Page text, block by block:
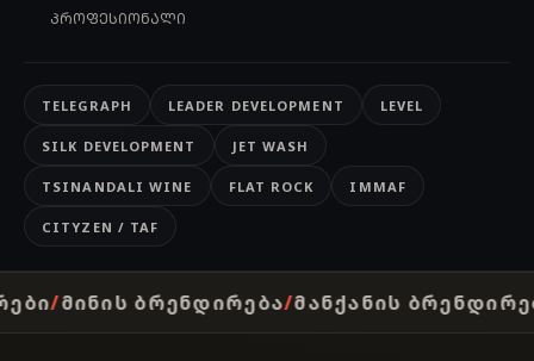
ᲞᲠᲝᲤᲔᲡᲘᲝᲜᲐᲚᲘ
TELEGRAPH LEADER DEVELOPMENT LEVEL
SILK DEVELOPMENT JET WASH
TSINANDALI WINE FLAT ROCK IMMAF
CITYZEN / TAF
ᲛᲐᲜᲥᲐᲜᲘᲡ ᲑᲠᲔᲜᲓᲘᲠᲔᲑᲐ ᲘᲜᲢᲔᲠᲘᲔᲠᲘᲡ